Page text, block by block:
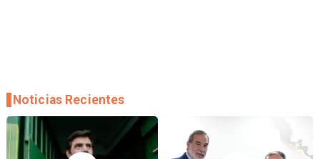
Noticias Recientes